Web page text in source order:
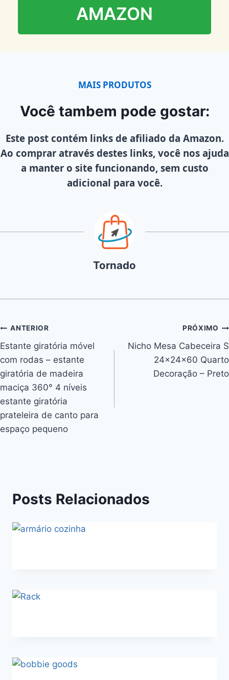
AMAZON
MAIS PRODUTOS
Você tambem pode gostar:
Este post contém links de afiliado da Amazon.
Ao comprar através destes links, você nos ajuda
a manter o site funcionando, sem custo
adicional para você.
Tornado
Navegação
de
Post
ANTERIOR
Estante giratória móvel
com rodas – estante
giratória de madeira
maciça 360° 4 níveis
estante giratória
prateleira de canto para
espaço pequeno
PRÓXIMO
Nicho Mesa Cabeceira S
24x24x60 Quarto
Decoração – Preto
Posts Relacionados